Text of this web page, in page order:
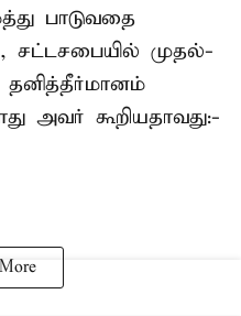
பாடுவதை
சட்டசபையில் முதல்-
தனித்தீர்மானம்
அவர் கூறியதாவது:-